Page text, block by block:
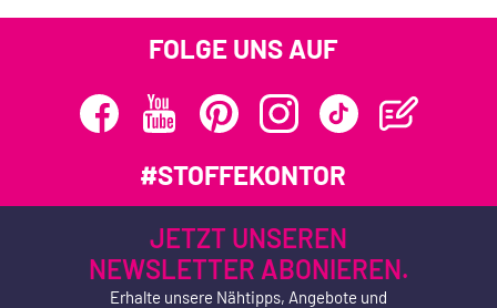
FOLGE UNS AUF
#STOFFEKONTOR
JETZT UNSEREN
NEWSLETTER ABONIEREN.
Erhalte unsere Nähtipps, Angebote und